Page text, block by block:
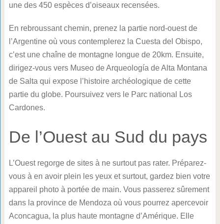
une des 450 espèces d’oiseaux recensées.
En rebroussant chemin, prenez la partie nord-ouest de
l’Argentine où vous contemplerez la Cuesta del Obispo,
c’est une chaîne de montagne longue de 20km. Ensuite,
dirigez-vous vers Museo de Arqueología de Alta Montana
de Salta qui expose l’histoire archéologique de cette
partie du globe. Poursuivez vers le Parc national Los
Cardones.
De l’Ouest au Sud du pays
L’Ouest regorge de sites à ne surtout pas rater. Préparez-
vous à en avoir plein les yeux et surtout, gardez bien votre
appareil photo à portée de main. Vous passerez sûrement
dans la province de Mendoza où vous pourrez apercevoir
Aconcagua, la plus haute montagne d’Amérique. Elle